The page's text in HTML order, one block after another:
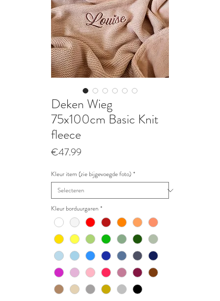
Deken Wieg
75x100cm Basic Knit
fleece
€47.99
Kleur item (zie bijgevoegde foto) *
Kleur borduurgaren *